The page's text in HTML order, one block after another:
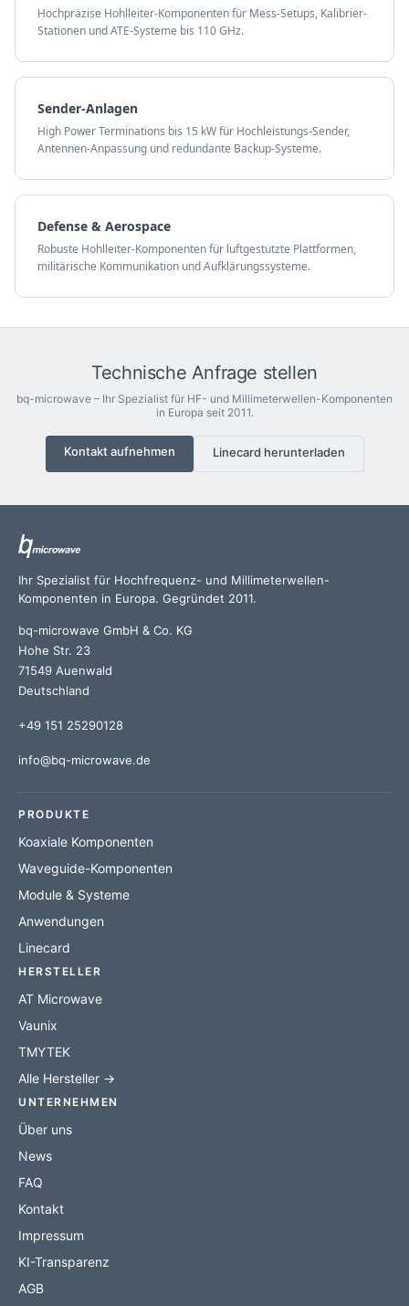
Hochpräzise Hohlleiter-Komponenten für Mess-Setups, Kalibrier-
Stationen und ATE-Systeme bis 110 GHz.
Sender-Anlagen
High Power Terminations bis 15 kW für Hochleistungs-Sender,
Antennen-Anpassung und redundante Backup-Systeme.
Defense & Aerospace
Robuste Hohlleiter-Komponenten für luftgestützte Plattformen,
militärische Kommunikation und Aufklärungssysteme.
Technische Anfrage stellen
bq-microwave – Ihr Spezialist für HF- und Millimeterwellen-Komponenten
in Europa seit 2011.
Kontakt aufnehmen Linecard herunterladen
Ihr Spezialist für Hochfrequenz- und Millimeterwellen-
Komponenten in Europa. Gegründet 2011.
bq-microwave GmbH & Co. KG
Hohe Str. 23
71549 Auenwald
Deutschland
+49 151 25290128
info@bq-microwave.de
PRODUKTE
Koaxiale Komponenten
Waveguide-Komponenten
Module & Systeme
Anwendungen
Linecard
HERSTELLER
AT Microwave
Vaunix
TMYTEK
Alle Hersteller →
UNTERNEHMEN
Über uns
News
FAQ
Kontakt
Impressum
KI-Transparenz
AGB